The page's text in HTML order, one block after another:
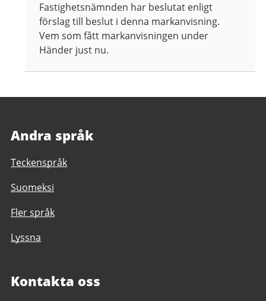
Fastighetsnämnden har beslutat enligt
förslag till beslut i denna markanvisning.
Vem som fått markanvisningen under
Händer just nu.
Andra språk
Teckenspråk
Suomeksi
Fler språk
Lyssna
Kontakta oss